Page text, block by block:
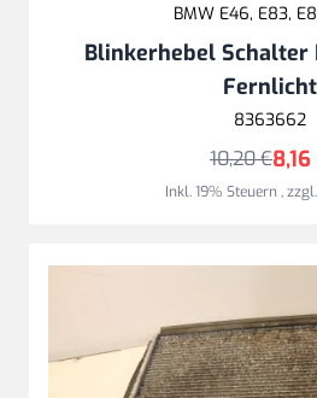
BMW E46, E83,
Blinkerhebel Schalter
Fernlicht
8363662
10,20 €
Inkl. 19% Steuern,zzgl.